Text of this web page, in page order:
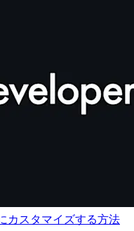
カスタマイズする方法